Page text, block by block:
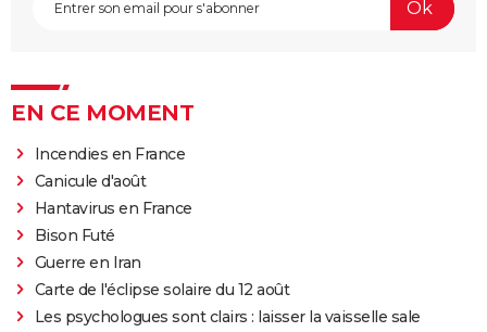
EN CE MOMENT
Incendies en France
Canicule d'août
Hantavirus en France
Bison Futé
Guerre en Iran
Carte de l'éclipse solaire du 12 août
Les psychologues sont clairs : laisser la vaisselle sale